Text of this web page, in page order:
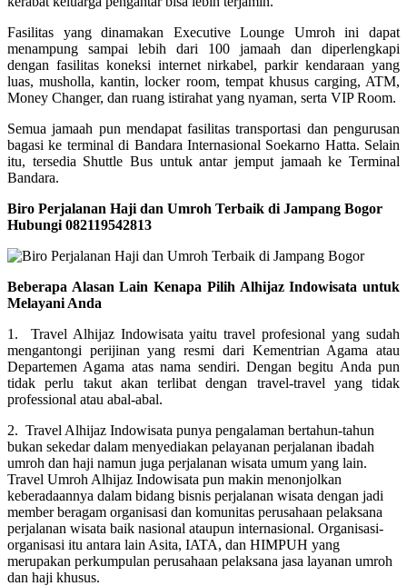
Fasilitas yang dinamakan Executive Lounge Umroh ini dapat
menampung sampai lebih dari 100 jamaah dan diperlengkapi
dengan fasilitas koneksi internet nirkabel, parkir kendaraan yang
luas, musholla, kantin, locker room, tempat khusus carging, ATM,
Money Changer, dan ruang istirahat yang nyaman, serta VIP Room.
Semua jamaah pun mendapat fasilitas transportasi dan pengurusan
bagasi ke terminal di Bandara Internasional Soekarno Hatta. Selain
itu, tersedia Shuttle Bus untuk antar jemput jamaah ke Terminal
Bandara.
Biro Perjalanan Haji dan Umroh Terbaik di Jampang Bogor
Hubungi 082119542813
Beberapa Alasan Lain Kenapa Pilih Alhijaz Indowisata untuk
Melayani Anda
1. Travel Alhijaz Indowisata yaitu travel profesional yang sudah
mengantongi perijinan yang resmi dari Kementrian Agama atau
Departemen Agama atas nama sendiri. Dengan begitu Anda pun
tidak perlu takut akan terlibat dengan travel-travel yang tidak
professional atau abal-abal.
2. Travel Alhijaz Indowisata punya pengalaman bertahun-tahun
bukan sekedar dalam menyediakan pelayanan perjalanan ibadah
umroh dan haji namun juga perjalanan wisata umum yang lain.
Travel Umroh Alhijaz Indowisata pun makin menonjolkan
keberadaannya dalam bidang bisnis perjalanan wisata dengan jadi
member beragam organisasi dan komunitas perusahaan pelaksana
perjalanan wisata baik nasional ataupun internasional. Organisasi-
organisasi itu antara lain Asita, IATA, dan HIMPUH yang
merupakan perkumpulan perusahaan pelaksana jasa layanan umroh
dan haji khusus.